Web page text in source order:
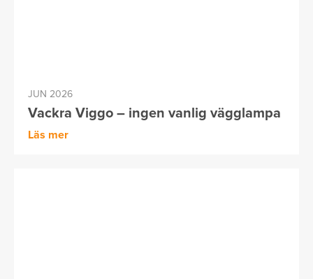
JUN 2026
Vackra Viggo – ingen vanlig vägglampa
Läs mer